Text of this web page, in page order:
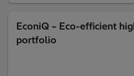
EconiQ – Eco-efficient
portfolio